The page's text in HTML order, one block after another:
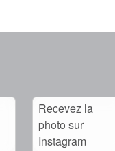
Recevez la
photo sur
Instagram